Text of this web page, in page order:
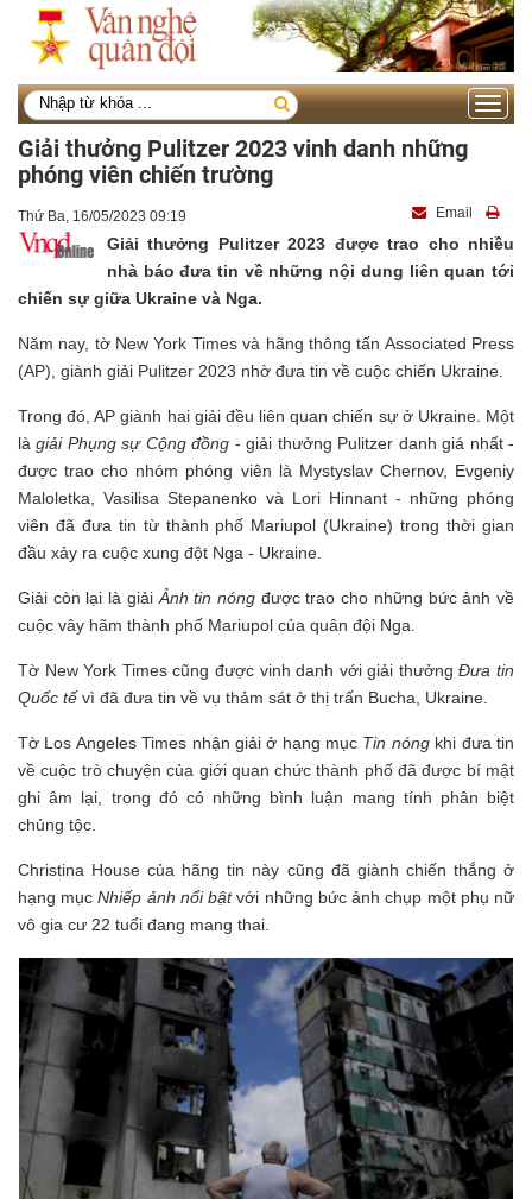
Toggle
Giải thưởng Pulitzer 2023 vinh danh những
phóng viên chiến trường
Thứ Ba, 16/05/2023 09:19 Email
Giải thưởng Pulitzer 2023 được trao cho nhiều
nhà báo đưa tin về những nội dung liên quan tới
chiến sự giữa Ukraine và Nga.
Năm nay, tờ New York Times và hãng thông tấn Associated Press
(AP), giành giải Pulitzer 2023 nhờ đưa tin về cuộc chiến Ukraine.
Trong đó, AP giành hai giải đều liên quan chiến sự ở Ukraine. Một
làgiải Phụng sự Cộng đồng - giải thưởng Pulitzer danh giá nhất -
được trao cho nhóm phóng viên là Mystyslav Chernov, Evgeniy
Maloletka, Vasilisa Stepanenko và Lori Hinnant - những phóng
viên đã đưa tin từ thành phố Mariupol (Ukraine) trong thời gian
đầu xảy ra cuộc xung đột Nga - Ukraine.
Giải còn lại là giảiẢnh tin nóng được trao cho những bức ảnh về
cuộc vây hãm thành phố Mariupol của quân đội Nga.
Tờ New York Times cũng được vinh danh với giải thưởngĐưa tin
Quốc tếvì đã đưa tin về vụ thảm sát ở thị trấn Bucha, Ukraine.
Tờ Los Angeles Times nhận giải ở hạng mục Tin nóngkhi đưa tin
về cuộc trò chuyện của giới quan chức thành phố đã được bí mật
ghi âm lại, trong đó có những bình luận mang tính phân biệt
chủng tộc.
Christina House của hãng tin này cũng đã giành chiến thắng ở
hạng mụcNhiếp ảnh nổi bậtvới những bức ảnh chụp một phụ nữ
vô gia cư 22 tuổi đang mang thai.